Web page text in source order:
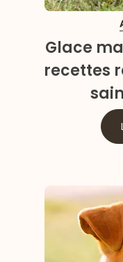
Glace
recettes